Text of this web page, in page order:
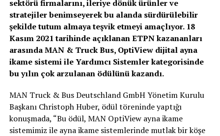
sektörü firmalarını, ileriye dönük ürünler ve
stratejiler benimseyerek bu alanda sürdürülebilir
şekilde tutum almaya teşvik etmeyi amaçlıyor. 18
Kasım 2021 tarihinde açıklanan ETPN kazananları
arasında MAN & Truck Bus, OptiView dijital ayna
ikame sistemi ile Yardımcı Sistemler kategorisinde
bu yılın çok arzulanan ödülünü kazandı.
MAN Truck & Bus Deutschland GmbH Yönetim Kurulu
Başkanı Christoph Huber, ödül töreninde yaptığı
konuşmada, “Bu ödül, MAN OptiView ayna ikame
sistemimiz ile ayna ikame sistemlerinde mutlak bir köşe